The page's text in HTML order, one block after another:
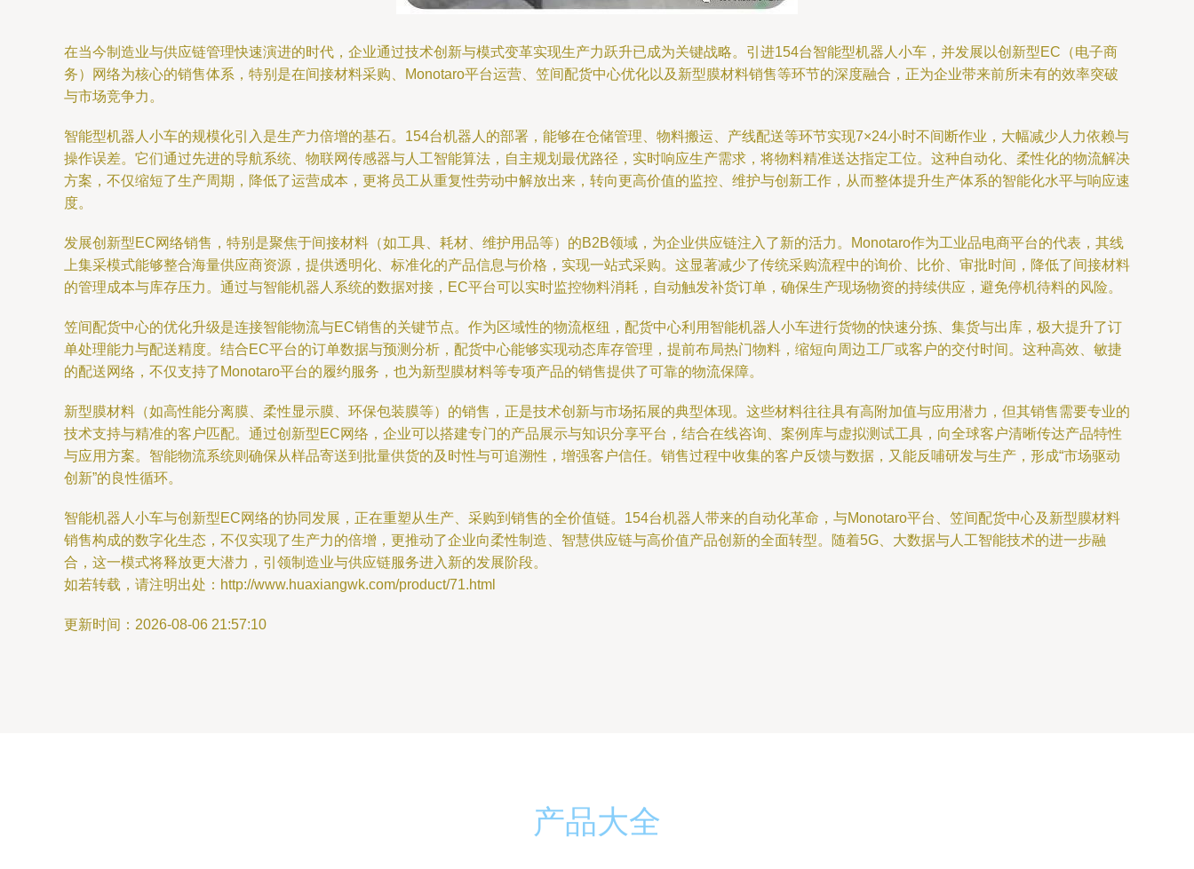
在当今制造业与供应链管理快速演进的时代，企业通过技术创新与模式变革实现生产力跃升已成为关键战略。引进154台智能型机器人小车，并发展以创新型EC（电子商
务）网络为核心的销售体系，特别是在间接材料采购、Monotaro平台运营、笠间配货中心优化以及新型膜材料销售等环节的深度融合，正为企业带来前所未有的效率突破
与市场竞争力。
智能型机器人小车的规模化引入是生产力倍增的基石。154台机器人的部署，能够在仓储管理、物料搬运、产线配送等环节实现7×24小时不间断作业，大幅减少人力依赖与
操作误差。它们通过先进的导航系统、物联网传感器与人工智能算法，自主规划最优路径，实时响应生产需求，将物料精准送达指定工位。这种自动化、柔性化的物流解决
方案，不仅缩短了生产周期，降低了运营成本，更将员工从重复性劳动中解放出来，转向更高价值的监控、维护与创新工作，从而整体提升生产体系的智能化水平与响应速
度。
发展创新型EC网络销售，特别是聚焦于间接材料（如工具、耗材、维护用品等）的B2B领域，为企业供应链注入了新的活力。Monotaro作为工业品电商平台的代表，其线
上集采模式能够整合海量供应商资源，提供透明化、标准化的产品信息与价格，实现一站式采购。这显著减少了传统采购流程中的询价、比价、审批时间，降低了间接材料
的管理成本与库存压力。通过与智能机器人系统的数据对接，EC平台可以实时监控物料消耗，自动触发补货订单，确保生产现场物资的持续供应，避免停机待料的风险。
笠间配货中心的优化升级是连接智能物流与EC销售的关键节点。作为区域性的物流枢纽，配货中心利用智能机器人小车进行货物的快速分拣、集货与出库，极大提升了订
单处理能力与配送精度。结合EC平台的订单数据与预测分析，配货中心能够实现动态库存管理，提前布局热门物料，缩短向周边工厂或客户的交付时间。这种高效、敏捷
的配送网络，不仅支持了Monotaro平台的履约服务，也为新型膜材料等专项产品的销售提供了可靠的物流保障。
新型膜材料（如高性能分离膜、柔性显示膜、环保包装膜等）的销售，正是技术创新与市场拓展的典型体现。这些材料往往具有高附加值与应用潜力，但其销售需要专业的
技术支持与精准的客户匹配。通过创新型EC网络，企业可以搭建专门的产品展示与知识分享平台，结合在线咨询、案例库与虚拟测试工具，向全球客户清晰传达产品特性
与应用方案。智能物流系统则确保从样品寄送到批量供货的及时性与可追溯性，增强客户信任。销售过程中收集的客户反馈与数据，又能反哺研发与生产，形成“市场驱动
创新”的良性循环。
智能机器人小车与创新型EC网络的协同发展，正在重塑从生产、采购到销售的全价值链。154台机器人带来的自动化革命，与Monotaro平台、笠间配货中心及新型膜材料
销售构成的数字化生态，不仅实现了生产力的倍增，更推动了企业向柔性制造、智慧供应链与高价值产品创新的全面转型。随着5G、大数据与人工智能技术的进一步融
合，这一模式将释放更大潜力，引领制造业与供应链服务进入新的发展阶段。
如若转载，请注明出处：http://www.huaxiangwk.com/product/71.html
更新时间：2026-08-06 21:57:10
产品大全